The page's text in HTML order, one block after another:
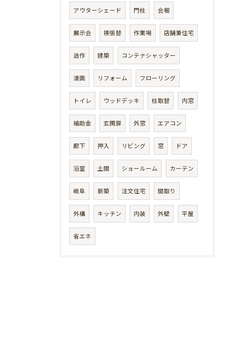
アウターシェード 門柱 会報
展示会 襖張替 作業場 店舗兼住宅
造作 建築 コンテナシャッター
漫画 リフォーム フローリング
トイレ ウッドデッキ 柱取替 内窓
補助金 玄関扉 外窓 エアコン
廊下 押入 リビング 窓 ドア
浴室 土間 ショールーム カーテン
岐阜 新築 注文住宅 間取り
外構 キッチン 内装 外壁 平屋
省エネ